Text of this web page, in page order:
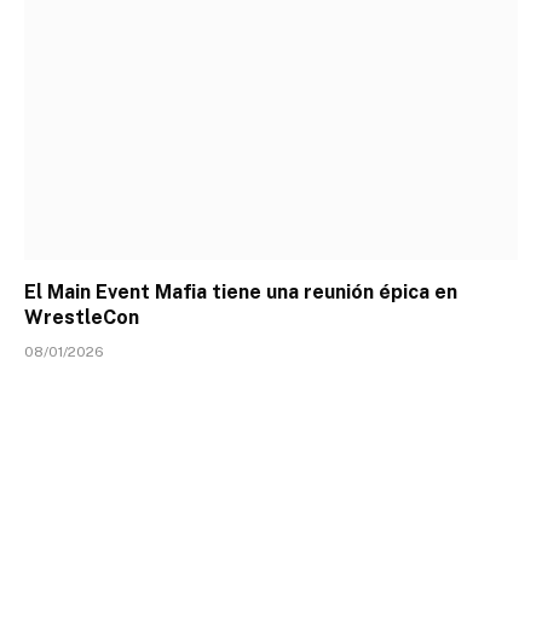
El Main Event Mafia tiene una reunión épica en
WrestleCon
08/01/2026